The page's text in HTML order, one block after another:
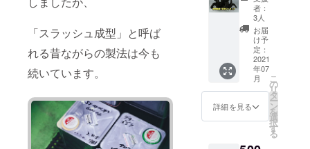
「スラッシュ成型」と呼ば
れる昔ながらの製法は今も
続いています。
芳名 ※
支援時
に必ず
備考欄
にご希
望のお
名前を
御記入
下さ
い。 ・
博物館
ギュア1
体 (塗装
有り) ・
博物館3
年間パ
ス2枚
( 有
効期限
は博物
館オー
プンか
ら3年間
者：
3人
お届
け予
定：
2021
年07
月
詳細を見る
こ
の
リ
タ
ー
ン
を
選
択
す
る